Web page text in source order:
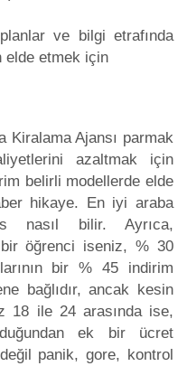
ve bilgi etrafında
elde etmek için
Kiralama Ajansı parmak
azaltmak için
belirli modellerde elde
hikaye. En iyi araba
nasıl bilir. Ayrıca,
öğrenci iseniz, % 30
bir % 45 indirim
bağlıdır, ancak kesin
18 ile 24 arasında ise,
ek bir ücret
panik, gore, kontrol